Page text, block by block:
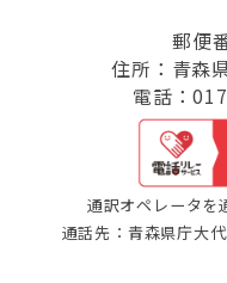
郵便
住所：青森
電話：
通訳オペレータを
通話先：青森県庁大